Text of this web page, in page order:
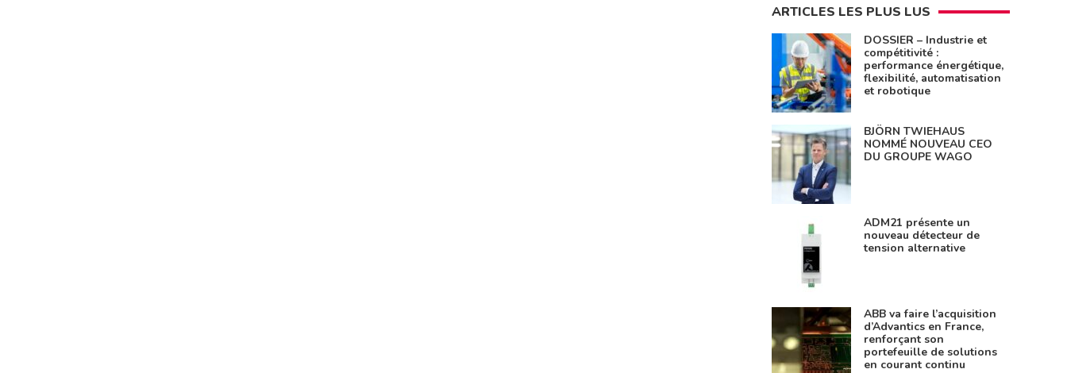
ARTICLES LES PLUS LUS
DOSSIER – Industrie et
compétitivité :
performance énergétique,
flexibilité, automatisation
et robotique
BJÖRN TWIEHAUS
NOMMÉ NOUVEAU CEO
DU GROUPE WAGO
ADM21 présente un
nouveau détecteur de
tension alternative
ABB va faire l’acquisition
d’Advantics en France,
renforçant son
portefeuille de solutions
en courant continu